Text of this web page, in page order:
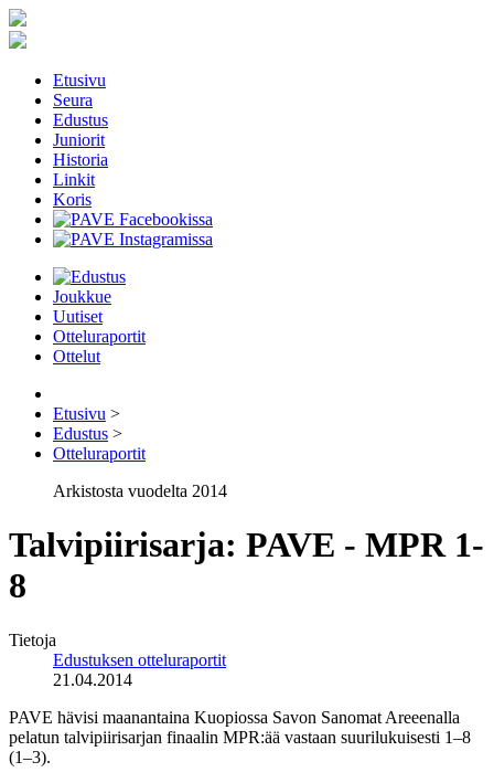
Etusivu
Seura
Edustus
Juniorit
Historia
Linkit
Koris
Joukkue
Uutiset
Otteluraportit
Ottelut
Etusivu >
Edustus >
Otteluraportit
Arkistosta vuodelta 2014
Talvipiirisarja: PAVE - MPR 1-
8
Tietoja
Edustuksen otteluraportit
21.04.2014
PAVE hävisi maanantaina Kuopiossa Savon Sanomat Areeenalla
pelatun talvipiirisarjan finaalin MPR:ää vastaan suurilukuisesti 1–8
(1–3).